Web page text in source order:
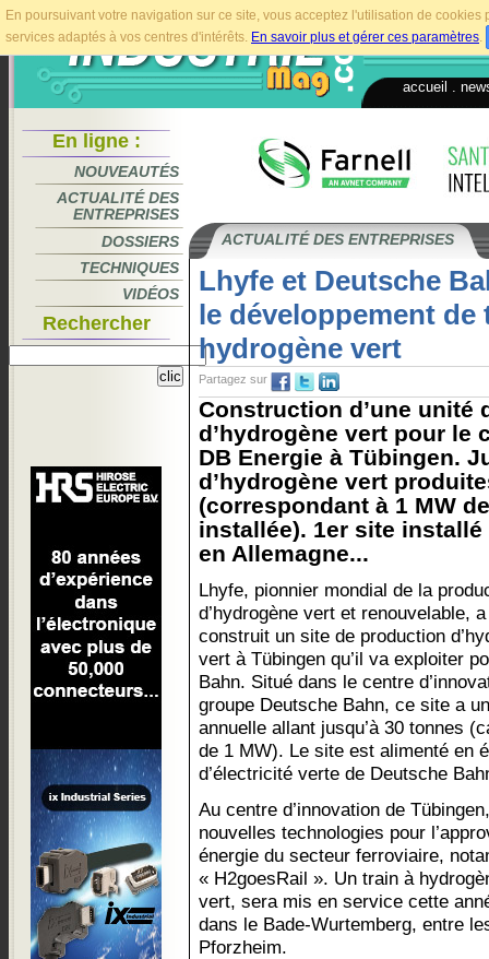
En poursuivant votre navigation sur ce site, vous acceptez l'utilisation de
services adaptés à vos centres d'intérêts. En savoir plus et gérer ces paramètres.
accueil
En ligne :
NOUVEAUTÉS
ACTUALITÉ DES
ENTREPRISES
DOSSIERS
TECHNIQUES
VIDÉOS
Rechercher
ACTUALITÉ DES ENTREPRISES
Lhyfe et Deutsche
le développement
hydrogène vert
Partagez sur
Construction d’une unité
d’hydrogène vert pour le
DB Energie à Tübingen.
d’hydrogène vert
(correspondant à 1 MW
installée). 1er site
en Allemagne...
Lhyfe, pionnier mondial de la
d’hydrogène vert et renouvelable, a
construit un site de production
vert à Tübingen qu’il va exploiter
Bahn. Situé dans le centre
groupe Deutsche Bahn, ce site a
annuelle allant jusqu’à 30 tonnes
de 1 MW). Le site est alimenté en
d’électricité verte de Deutsche
Au centre d’innovation de
nouvelles technologies pour
énergie du secteur ferroviaire,
« H2goesRail ». Un train à
vert, sera mis en service cette
dans le Bade-Wurtemberg, entre
Pforzheim.